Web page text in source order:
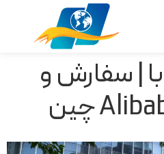
| سفارش و